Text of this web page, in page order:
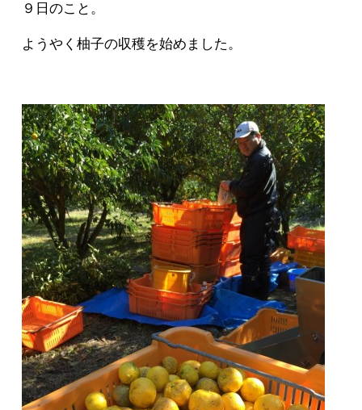
９日のこと。
ようやく柚子の収穫を始めました。